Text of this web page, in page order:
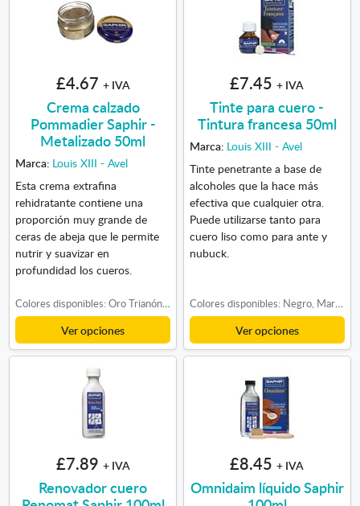
£4.67 + IVA
Crema calzado
Pommadier Saphir -
Metalizado 50ml
Marca: Louis XIII - Avel
Esta crema extrafina
rehidratante contiene una
proporción muy grande de
ceras de abeja que le permite
nutrir y suavizar en
profundidad los cueros.
Colores disponibles: Oro Trianón, Platino, Plata, Bronce
Ver opciones
£7.45 + IVA
Tinte para cuero -
Tintura francesa 50ml
Marca: Louis XIII - Avel
Tinte penetrante a base de
alcoholes que la hace más
efectiva que cualquier otra.
Puede utilizarse tanto para
cuero liso como para ante y
nubuck.
Colores disponibles: Negro, Marrón, Marrón oscuro, Azul Marino, Burdeos, Verde Oscuro, Base aclarante, Base rojo, Base amarilla, Base azul, Base morada
Ver opciones
£7.89 + IVA
Renovador cuero
£8.45 + IVA
Omnidaim líquido Saphir